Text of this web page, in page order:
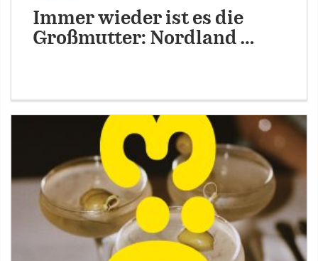
Immer wieder ist es die
Großmutter: Nordland …